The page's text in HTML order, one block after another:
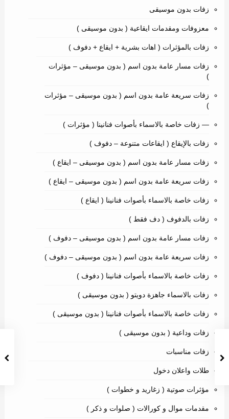
زفات بدون موسيقى
معزوفات ومقدمات ايقاعية ( بدون موسيقى )
زفات بالمؤثرات ( اهات بشرية + ايقاع + دفوف )
زفات مسار عامة بدون اسم ( بدون موسيقى – مؤثرات
)
زفات سريعة عامة بدون اسم ( بدون موسيقى – مؤثرات
)
— زفات خاصة بالاسماء بأصوات فنانينا ( مؤثرات )
زفات بالإيقاع ( ايقاعات متنوعة – دفوف )
زفات مسار عامة بدون اسم ( بدون موسيقى – ايقاع )
زفات سريعة عامة بدون اسم ( بدون موسيقى – ايقاع )
زفات خاصة بالاسماء بأصوات فنانينا ( ايقاع )
زفات بالدفوف ( دف فقط )
زفات مسار عامة بدون اسم ( بدون موسيقى – دفوف )
زفات سريعة عامة بدون اسم ( بدون موسيقى – دفوف )
زفات خاصة بالاسماء بأصوات فنانينا ( دفوف )
زفات بالاسماء جاهزة دويتو ( بدون موسيقى )
زفات خاصة بالاسماء بأصوات فنانينا ( بدون موسيقى )
زفات وداعية ( بدون موسيقى )
زفات مناسبات
طلات واعلان دخول
مؤثرات صوتية ( زغاريد و خطوات )
مقدمات موال و كورالات ( صلوات و ذكر )